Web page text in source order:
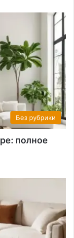
Без рубрики
полное